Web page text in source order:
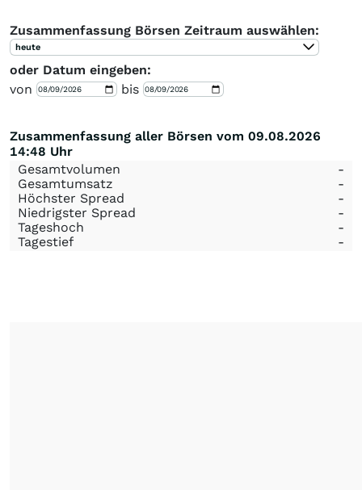
Zusammenfassung Börsen Zeitraum auswählen:
heute
oder Datum eingeben:
von
bis
Zusammenfassung aller Börsen vom 09.08.2026
14:48 Uhr
Gesamtvolumen
-
Gesamtumsatz
-
Höchster Spread
-
Niedrigster Spread
-
Tageshoch
-
Tagestief
-